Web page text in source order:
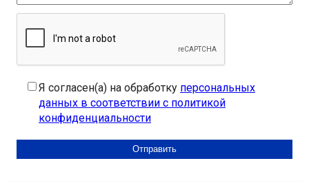
Я согласен(а) на обработку персональных
данных в соответствии с политикой
конфиденциальности